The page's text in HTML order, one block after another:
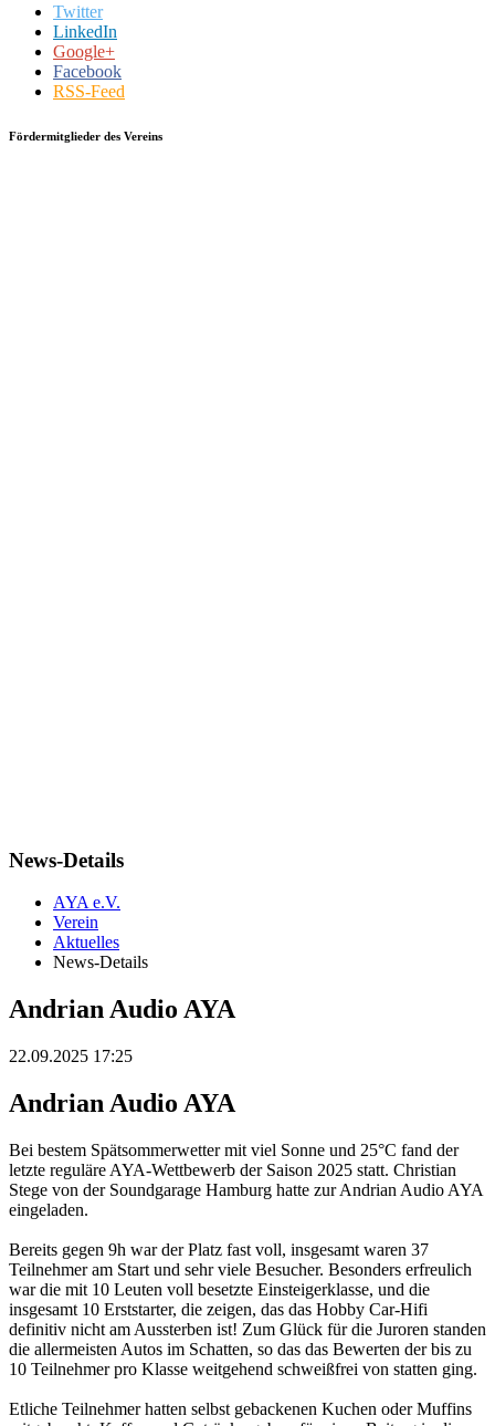
Twitter
LinkedIn
Google+
Facebook
RSS-Feed
Fördermitglieder des Vereins
News-Details
AYA e.V.
Verein
Aktuelles
News-Details
Andrian Audio AYA
22.09.2025 17:25
Andrian Audio AYA
Bei bestem Spätsommerwetter mit viel Sonne und 25°C fand der
letzte reguläre AYA-Wettbewerb der Saison 2025 statt. Christian
Stege von der Soundgarage Hamburg hatte zur Andrian Audio AYA
eingeladen.
Bereits gegen 9h war der Platz fast voll, insgesamt waren 37
Teilnehmer am Start und sehr viele Besucher. Besonders erfreulich
war die mit 10 Leuten voll besetzte Einsteigerklasse, und die
insgesamt 10 Erststarter, die zeigen, das das Hobby Car-Hifi
definitiv nicht am Aussterben ist! Zum Glück für die Juroren standen
die allermeisten Autos im Schatten, so das das Bewerten der bis zu
10 Teilnehmer pro Klasse weitgehend schweißfrei von statten ging.
Etliche Teilnehmer hatten selbst gebackenen Kuchen oder Muffins